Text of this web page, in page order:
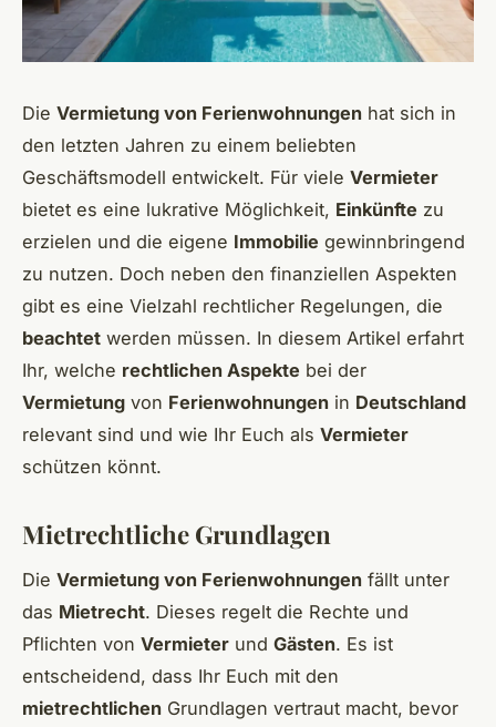
Die Vermietung von Ferienwohnungen hat sich in
den letzten Jahren zu einem beliebten
Geschäftsmodell entwickelt. Für viele Vermieter
bietet es eine lukrative Möglichkeit, Einkünfte zu
erzielen und die eigene Immobilie gewinnbringend
zu nutzen. Doch neben den finanziellen Aspekten
gibt es eine Vielzahl rechtlicher Regelungen, die
beachtet werden müssen. In diesem Artikel erfahrt
Ihr, welche rechtlichen Aspekte bei der
Vermietung von Ferienwohnungen in Deutschland
relevant sind und wie Ihr Euch als Vermieter
schützen könnt.
Mietrechtliche Grundlagen
Die Vermietung von Ferienwohnungen fällt unter
das Mietrecht. Dieses regelt die Rechte und
Pflichten von Vermieter und Gästen. Es ist
entscheidend, dass Ihr Euch mit den
mietrechtlichen Grundlagen vertraut macht, bevor